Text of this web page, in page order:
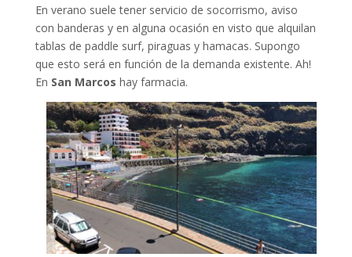
En verano suele tener servicio de socorrismo, aviso
con banderas y en alguna ocasión en visto que alquilan
tablas de paddle surf, piraguas y hamacas. Supongo
que esto será en función de la demanda existente. Ah!
En San Marcos hay farmacia.